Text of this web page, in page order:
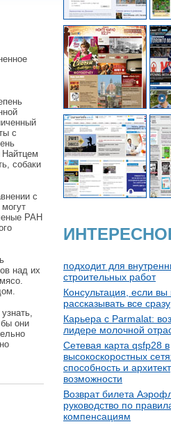
с
Найтцем
собаки
с
РАН
над их
они
подходит для
строительных работ
Консультация, если вы
рассказывать все сразу
Карьера с Parmalat:
лидере молочной
Сетевая карта qsfp28 в
высокоскоростных
способность и
возможности
Возврат билета
руководство по
компенсациям